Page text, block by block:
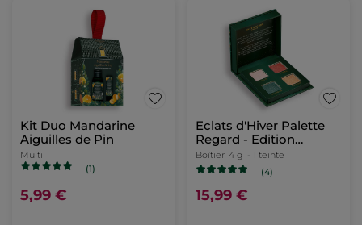
Kit Duo Mandarine
Aiguilles de Pin
Multi
(1)
5,99 €
Eclats d'Hiver Palette
Regard - Edition
Limitée
Boîtier 4 g - 1 teinte
(4)
15,99 €